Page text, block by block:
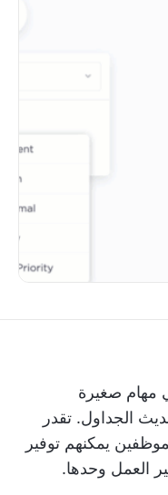
مهام صغيرة
الجداول. تقدر
يمكنهم توفير